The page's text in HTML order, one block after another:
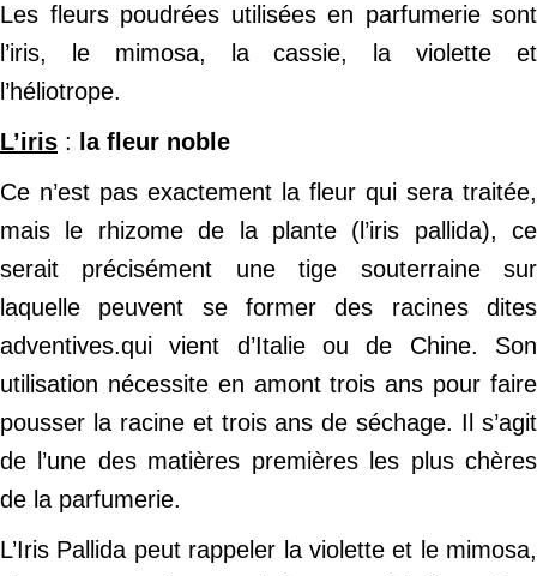
Les fleurs poudrées utilisées en parfumerie sont
l’iris, le mimosa, la cassie, la violette et
l’héliotrope.
L’iris :
la fleur noble
Ce n’est pas exactement la fleur qui sera traitée,
mais le rhizome de la plante (l’iris pallida), ce
serait précisément une tige souterraine sur
laquelle peuvent se former des racines dites
adventives.qui vient d’Italie ou de Chine. Son
utilisation nécessite en amont trois ans pour faire
pousser la racine et trois ans de séchage. Il s’agit
de l’une des matières premières les plus chères
de la parfumerie.
L’Iris Pallida peut rappeler la violette et le mimosa,